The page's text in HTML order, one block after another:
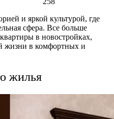
и яркой культурой, где
сфера. Все больше
в новостройках,
жизни в комфортных и
жилья